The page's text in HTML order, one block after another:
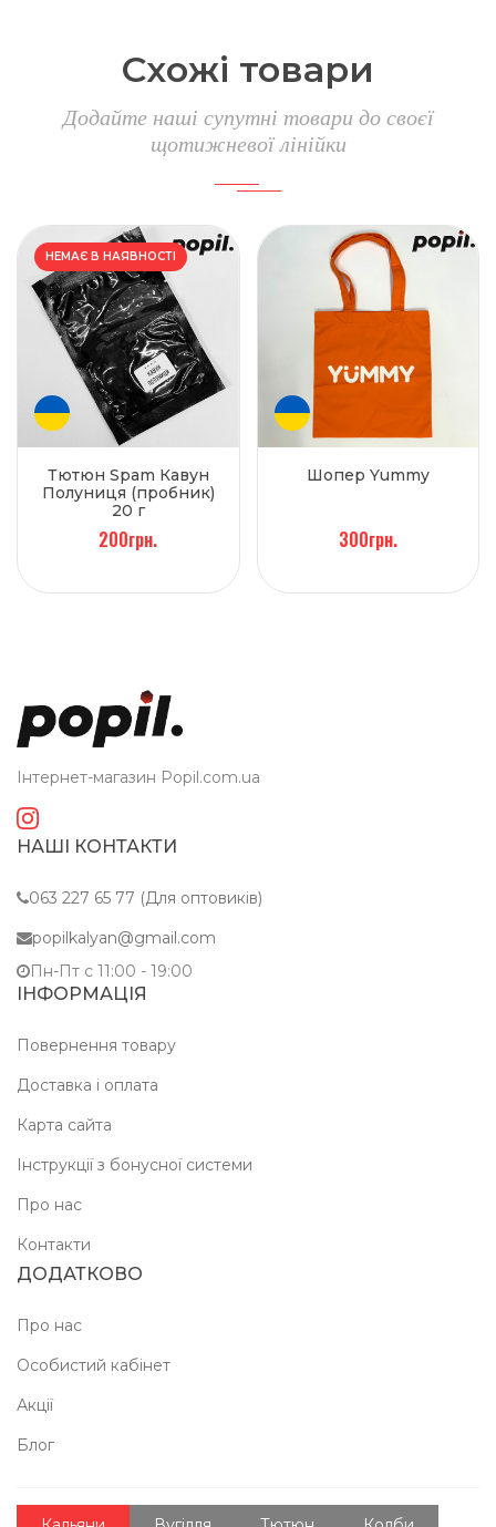
Схожі товари
Додайте наші супутні товари до своєї
щотижневої лінійки
НЕМАЄ В НАЯВНОСТІ
Тютюн Spam Кавун
Полуниця (пробник)
20 г
200грн.
Шопер Yummy
300грн.
Інтернет-магазин Popil.com.ua
НАШІ КОНТАКТИ
063 227 65 77 (Для оптовиків)
popilkalyan@gmail.com
Пн-Пт c 11:00 - 19:00
ІНФОРМАЦІЯ
Повернення товару
Доставка і оплата
Карта сайта
Інструкції з бонусної системи
Про нас
Контакти
ДОДАТКОВО
Про нас
Особистий кабінет
Акції
Блог